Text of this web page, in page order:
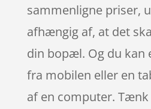
sammenligne priser,
afhængig af, at det
din bopæl. Og du kan
fra mobilen eller en
af en computer. Tænk